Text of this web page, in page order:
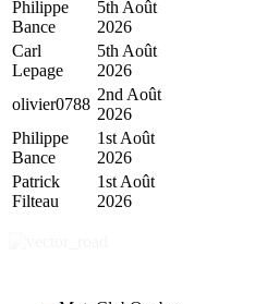
Philippe
Bance
5th Août
2026
Carl
Lepage
5th Août
2026
olivier0788
2nd Août
2026
Philippe
Bance
1st Août
2026
Patrick
Filteau
1st Août
2026